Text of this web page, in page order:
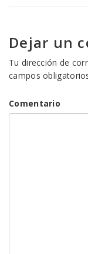
Dejar un
Tu dirección de
campos
Comentario